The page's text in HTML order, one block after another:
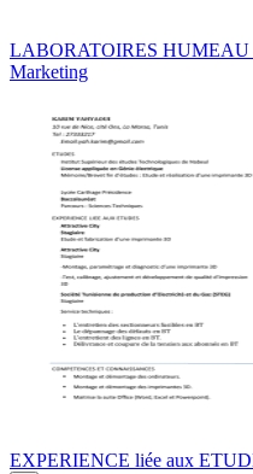
LABORATOIRES HUMEAU
Marketing
EXPERIENCE liée aux